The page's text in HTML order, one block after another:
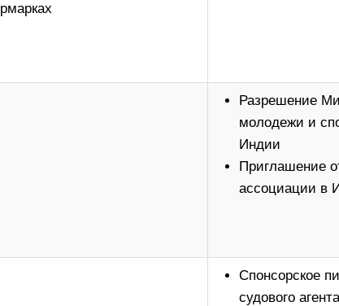
Разрешение
молодежи и
Индии
Приглашение
ассоциации в
Спонсорское
судового